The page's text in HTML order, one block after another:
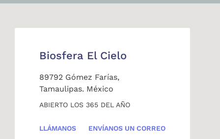
Biosfera El Cielo
89792 Gómez Farías,
Tamaulipas. México
ABIERTO LOS 365 DEL AÑO
LLÁMANOS ENVÍANOS UN CORREO